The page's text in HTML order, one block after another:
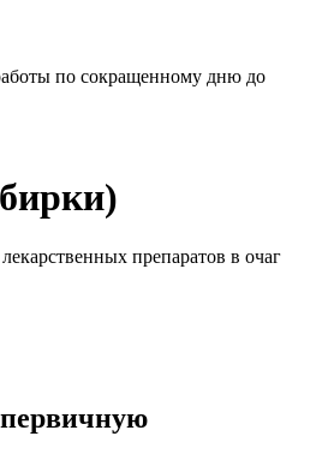
по сокращенному дню до
препаратов в очаг